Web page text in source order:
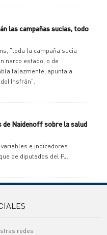
las campañas sucias, todo
"toda la campaña sucia
narco estado, o de
falazmente, apunta a
Insfrán".
Naidenoff sobre la salud
e indicadores
de diputados del PJ.
redes